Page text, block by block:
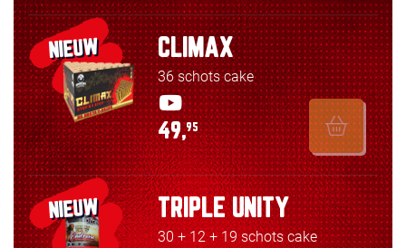
NIEUW CLIMAX
36 schots cake
49,95
NIEUW TRIPLE UNITY
30 + 12 + 19 schots cake